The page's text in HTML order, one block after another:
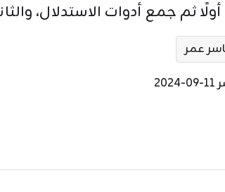
أولًا ثم جمع أدوات الاستدلال،
عمر